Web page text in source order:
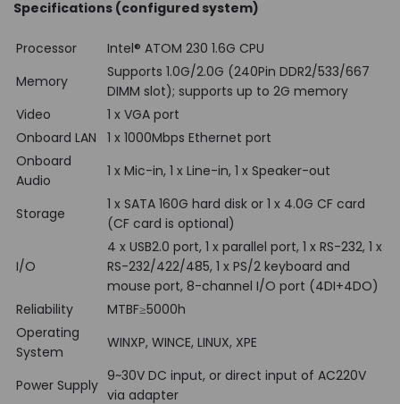
Specifications (configured system)
Processor
Intel® ATOM 230 1.6G CPU
Memory
Supports 1.0G/2.0G (240Pin DDR2/533/667
DIMM slot); supports up to 2G memory
Video
1 x VGA port
Onboard LAN
1 x 1000Mbps Ethernet port
Onboard
Audio
1 x Mic-in, 1 x Line-in, 1 x Speaker-out
Storage
1 x SATA 160G hard disk or 1 x 4.0G CF card
(CF card is optional)
I/O
4 x USB2.0 port, 1 x parallel port, 1 x RS-232, 1 x
RS-232/422/485, 1 x PS/2 keyboard and
mouse port, 8-channel I/O port (4DI+4DO)
Reliability
MTBF≥5000h
Operating
System
WINXP, WINCE, LINUX, XPE
Power Supply
9~30V DC input, or direct input of AC220V
via adapter